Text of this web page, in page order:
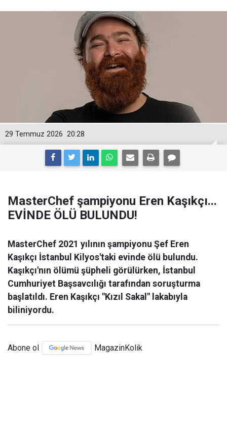
20:28
29 Temmuz 2026
MasterChef şampiyonu Eren Kaşıkçı...
EVİNDE ÖLÜ BULUNDU!
MasterChef 2021 yılının şampiyonu Şef Eren
Kaşıkçı İstanbul Kilyos'taki evinde ölü bulundu.
Kaşıkçı'nın ölümü şüpheli görülürken, İstanbul
Cumhuriyet Başsavcılığı tarafından soruşturma
başlatıldı. Eren Kaşıkçı "Kızıl Sakal" lakabıyla
biliniyordu.
Abone ol MagazinKolik